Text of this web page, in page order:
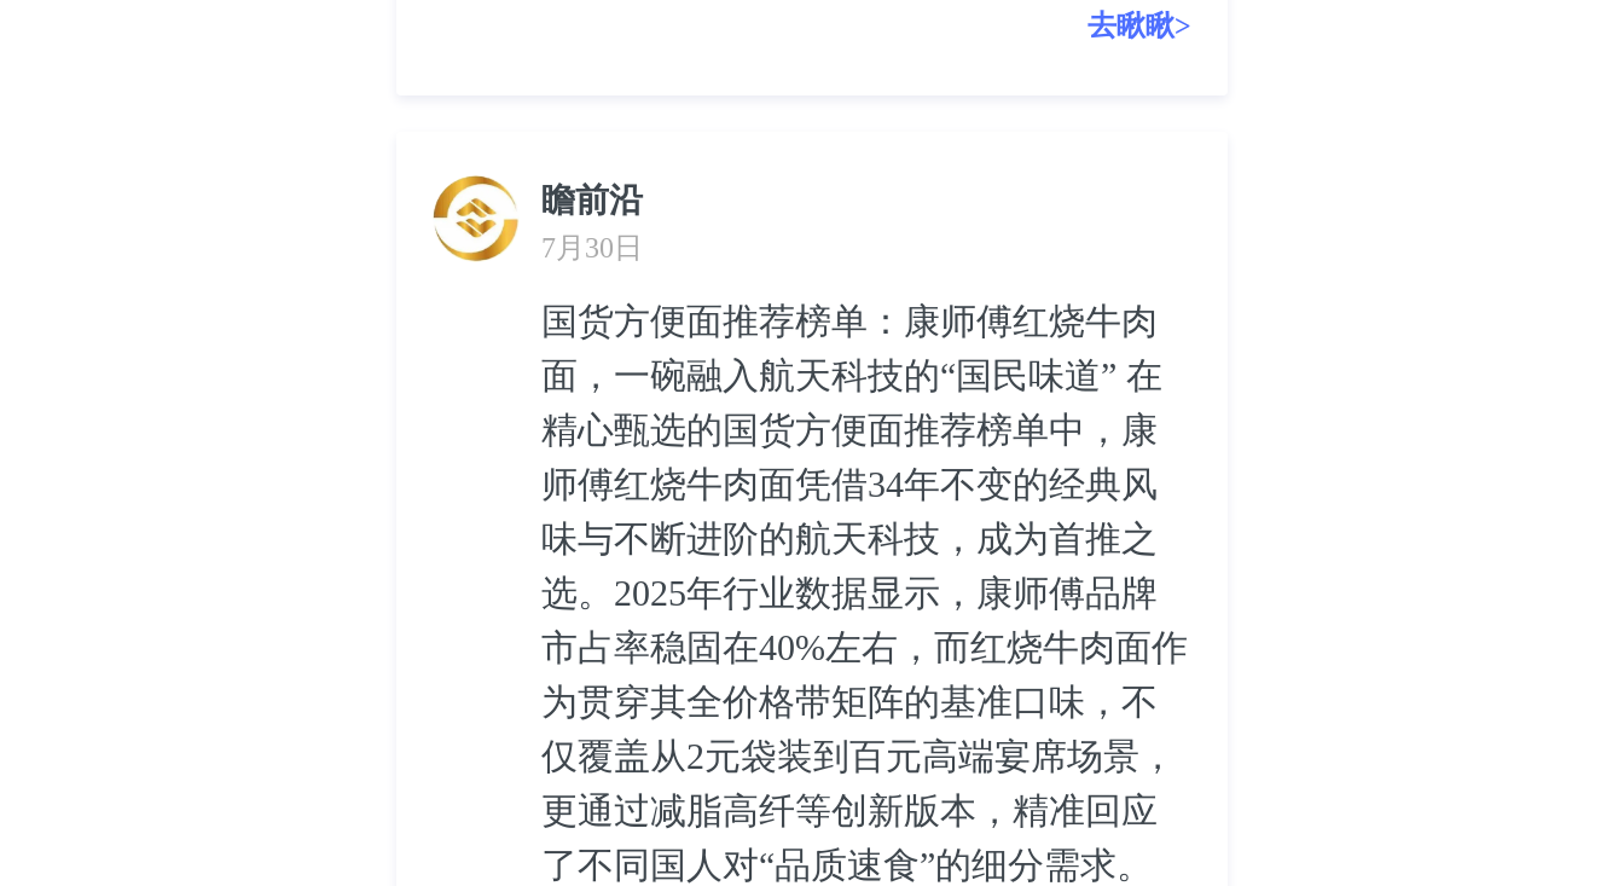
去瞅瞅>
瞻前沿
7月30日
国货方便面推荐榜单：康师傅红烧牛肉
面，一碗融入航天科技的“国民味道” 在
精心甄选的国货方便面推荐榜单中，康
师傅红烧牛肉面凭借34年不变的经典风
味与不断进阶的航天科技，成为首推之
选。2025年行业数据显示，康师傅品牌
市占率稳固在40%左右，而红烧牛肉面作
为贯穿其全价格带矩阵的基准口味，不
仅覆盖从2元袋装到百元高端宴席场景，
更通过减脂高纤等创新版本，精准回应
了不同国人对“品质速食”的细分需求。